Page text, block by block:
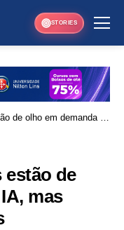
STORIES
de olho em demanda de
estão de
mas